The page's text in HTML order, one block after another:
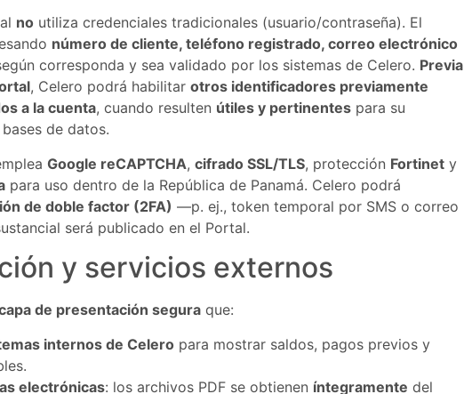
no utiliza credenciales tradicionales (usuario/contraseña). El
número de cliente, teléfono registrado, correo electrónico
corresponda y sea validado por los sistemas de Celero. Previa
, Celero podrá habilitar otros identificadores previamente
a la cuenta, cuando resulten útiles y pertinentes para su
de datos.
Google reCAPTCHA, cifrado SSL/TLS, protección Fortinet y
para uso dentro de la República de Panamá. Celero podrá
de doble factor (2FA) —p. ej., token temporal por SMS o correo
será publicado en el Portal.
y servicios externos
de presentación segura que:
internos de Celero para mostrar saldos, pagos previos y
electrónicas: los archivos PDF se obtienen íntegramente del